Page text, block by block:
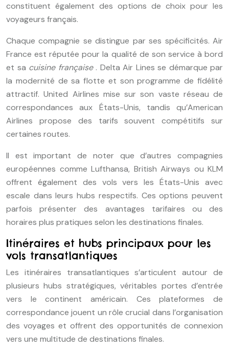
constituent également des options de choix pour les
voyageurs français.
Chaque compagnie se distingue par ses spécificités. Air
France est réputée pour la qualité de son service à bord
et sa cuisine française . Delta Air Lines se démarque par
la modernité de sa flotte et son programme de fidélité
attractif. United Airlines mise sur son vaste réseau de
correspondances aux États-Unis, tandis qu’American
Airlines propose des tarifs souvent compétitifs sur
certaines routes.
Il est important de noter que d’autres compagnies
européennes comme Lufthansa, British Airways ou KLM
offrent également des vols vers les États-Unis avec
escale dans leurs hubs respectifs. Ces options peuvent
parfois présenter des avantages tarifaires ou des
horaires plus pratiques selon les destinations finales.
Itinéraires et hubs principaux pour les
vols transatlantiques
Les itinéraires transatlantiques s’articulent autour de
plusieurs hubs stratégiques, véritables portes d’entrée
vers le continent américain. Ces plateformes de
correspondance jouent un rôle crucial dans l’organisation
des voyages et offrent des opportunités de connexion
vers une multitude de destinations finales.